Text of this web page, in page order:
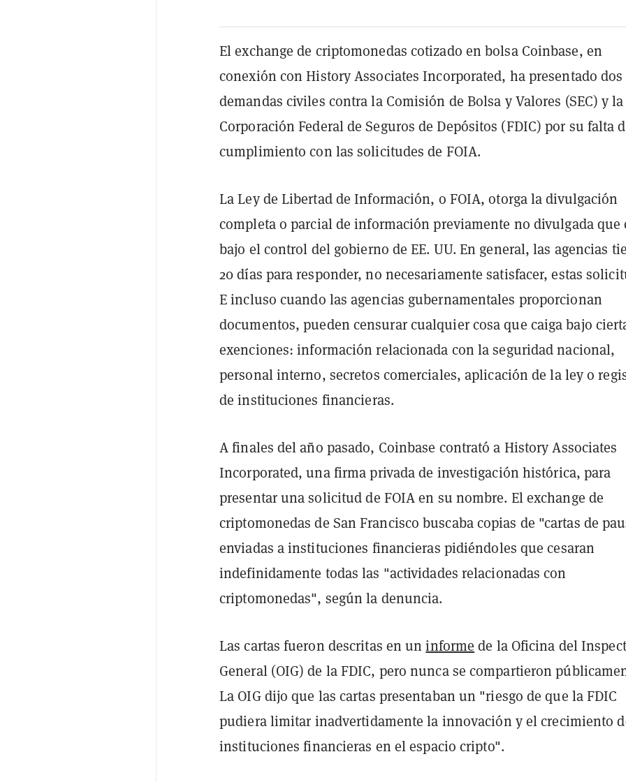
El exchange de criptomonedas cotizado en bolsa Coinbase, en
conexión con History Associates Incorporated, ha presentado dos
demandas civiles contra la Comisión de Bolsa y Valores (SEC) y la
Corporación Federal de Seguros de Depósitos (FDIC) por su falta
cumplimiento con las solicitudes de FOIA.
La Ley de Libertad de Información, o FOIA, otorga la divulgación
completa o parcial de información previamente no divulgada que
bajo el control del gobierno de EE. UU. En general, las agencias
20 días para responder, no necesariamente satisfacer, estas
E incluso cuando las agencias gubernamentales proporcionan
documentos, pueden censurar cualquier cosa que caiga bajo
exenciones: información relacionada con la seguridad nacional,
personal interno, secretos comerciales, aplicación de la ley o
de instituciones financieras.
A finales del año pasado, Coinbase contrató a History Associates
Incorporated, una firma privada de investigación histórica, para
presentar una solicitud de FOIA en su nombre. El exchange de
criptomonedas de San Francisco buscaba copias de "cartas de
enviadas a instituciones financieras pidiéndoles que cesaran
indefinidamente todas las "actividades relacionadas con
criptomonedas", según la denuncia.
Las cartas fueron descritas en uninforme de la Oficina del
General (OIG) de la FDIC, pero nunca se compartieron
La OIG dijo que las cartas presentaban un "riesgo de que la FDIC
pudiera limitar inadvertidamente la innovación y el crecimiento
instituciones financieras en el espacio cripto".